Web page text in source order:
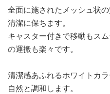
全面に施されたメッシュ状
清潔に保ちます。
キャスター付きで移動もス
の運搬も楽々です。
清潔感あふれるホワイトカ
自然と調和します。